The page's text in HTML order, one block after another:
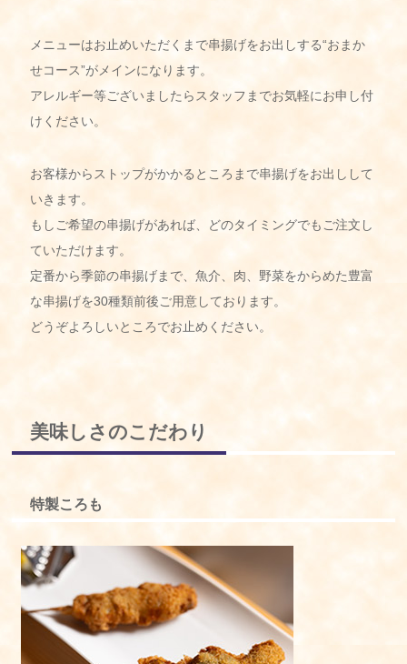
メニューはお止めいただくまで串揚げをお出しする“おまか
せコース”がメインになります。
アレルギー等ございましたらスタッフまでお気軽にお申し付
けください。
お客様からストップがかかるところまで串揚げをお出しして
いきます。
もしご希望の串揚げがあれば、どのタイミングでもご注文し
ていただけます。
定番から季節の串揚げまで、魚介、肉、野菜をからめた豊富
な串揚げを30種類前後ご用意しております。
どうぞよろしいところでお止めください。
美味しさのこだわり
特製ころも